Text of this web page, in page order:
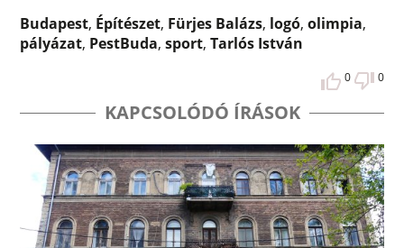
Budapest, Építészet, Fürjes Balázs, logó,olimpia,
pályázat, PestBuda,sport,Tarlós István
0 0
KAPCSOLÓDÓ ÍRÁSOK